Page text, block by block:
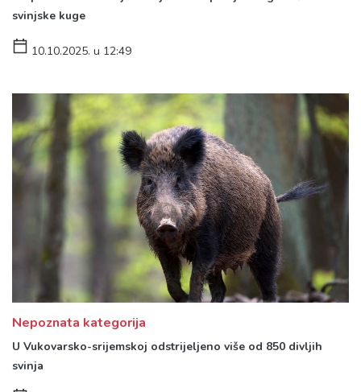
svinjske kuge
10.10.2025. u 12:49
Nepoznata kategorija
U Vukovarsko-srijemskoj odstrijeljeno više od 850 divljih
svinja